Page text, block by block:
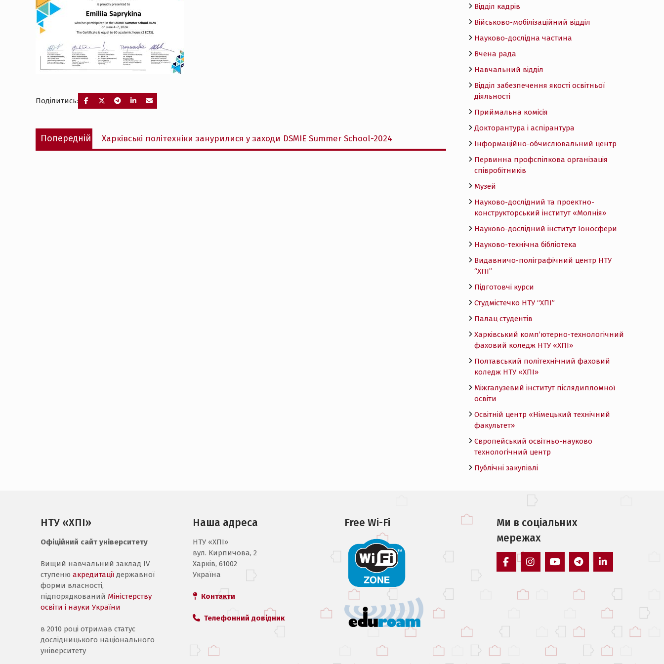
Поділитись:
Навігація
записів
Попередній
Попередній
запис:
Харківські політехніки занурилися у заходи DSMIE Summer School-2024
Відділ кадрів
Військово-мобілізаційний відділ
Науково-дослідна частина
Вчена рада
Навчальний відділ
Відділ забезпечення якості освітньої
діяльності
Приймальна комісія
Докторантура і аспірантура
Інформаційно-обчислювальний центр
Первинна профспілкова організація
співробітників
Музей
Науково-дослідний та проектно-
конструкторський інститут «Молнія»
Науково-дослідний інститут Іоносфери
Науково-технічна бібліотека
Видавничо-поліграфічний центр НТУ
“ХПІ”
Підготовчі курси
Студмістечко НТУ “ХПІ”
Палац студентів
Харківський комп’ютерно-технологічний
фаховий коледж НТУ «ХПI»
Полтавський політехнічний фаховий
коледж НТУ «ХПI»
Міжгалузевий інститут післядипломної
освіти
Освітній центр «Німецький технічний
факультет»
Європейський освітньо-науково
технологічний центр
Публічні закупівлі
НТУ «ХПІ»
Офіційний сайт університету
Вищий навчальний заклад IV
ступеню акредитації державної
форми власності,
підпорядкований Міністерству
освіти і науки України
в 2010 році отримав статус
дослідницького національного
університету
Наша адреса
НТУ «ХПI»
вул. Кирпичова, 2
Харків, 61002
Україна
Контакти
Телефонний довідник
Free Wi-Fi
Ми в соцiальних
мережах